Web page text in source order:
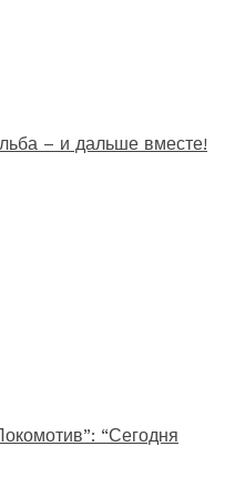
– и дальше вместе!
“Сегодня